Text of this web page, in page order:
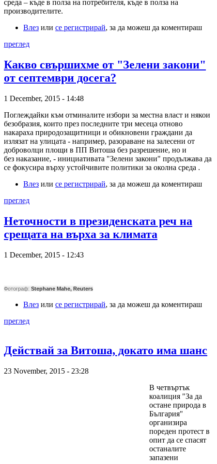
среда – къде в полза на потребителя, къде в полза на
производителите.
Влез или се регистрирай, за да можеш да коментираш
преглед
Какво свършихме от "Зелени закони"
от септември досега?
1 December, 2015 - 14:48
Поглеждайки към отминалите избори за местна власт и някои
безобразия, които през последните три месеца отново
накараха природозащитници и обикновени граждани да
излязат на улицата - например, разораване на залесени от
доброволци площи в ПП Витоша без разрешение, но и
без наказание, - инициативата "Зелени закони" продължава да
се фокусира върху устойчивите политики за околна среда .
Влез или се регистрирай, за да можеш да коментираш
преглед
Неточности в президенската реч на
срещата на върха за климата
1 December, 2015 - 12:43
Фотограф: Stephane Mahe, Reuters
Влез или се регистрирай, за да можеш да коментираш
преглед
Действай за Витоша, докато има шанс
23 November, 2015 - 23:28
В четвъртък
коалиция "За да
остане природа в
България"
организира
пореден протест в
опит да се спасят
останалите
запазени